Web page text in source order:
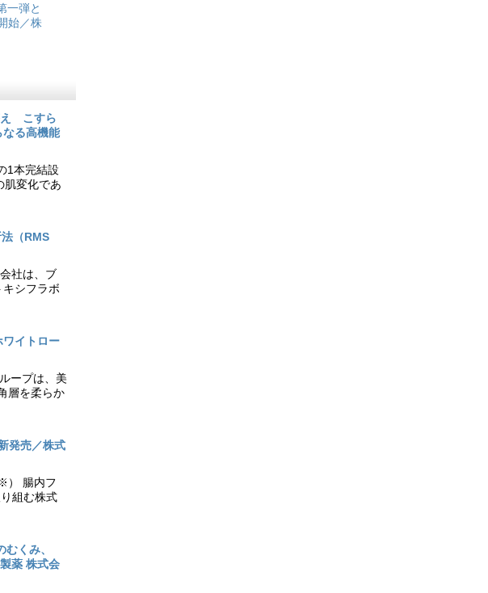
一弾と
始／株
え こすら
なる高機能
1本完結設
肌変化であ
（RMS
社は、ブ
シフラボ
ワイトロー
ープは、美
層を柔らか
発売／株式
） 腸内フ
組む株式
くみ、
薬 株式会